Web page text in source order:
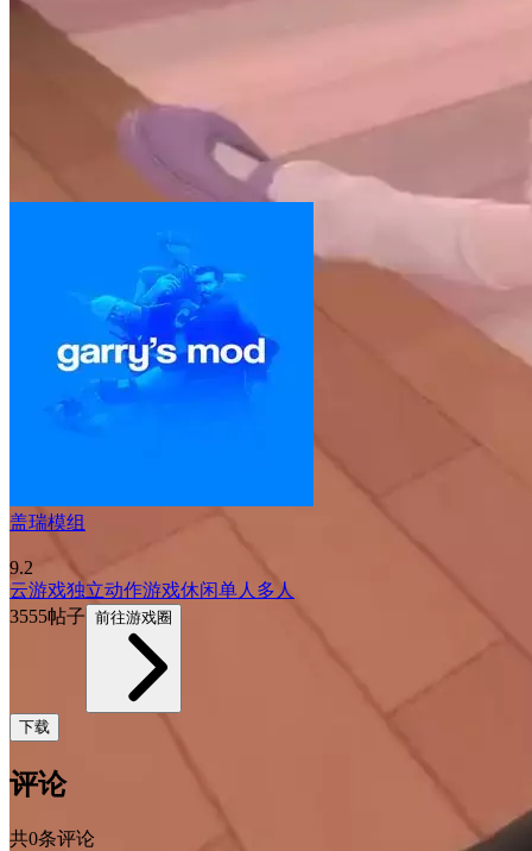
盖瑞模组
9.2
云游戏独立动作游戏休闲单人 多人
3555帖子 前往游戏圈
下载
评论
共0条评论